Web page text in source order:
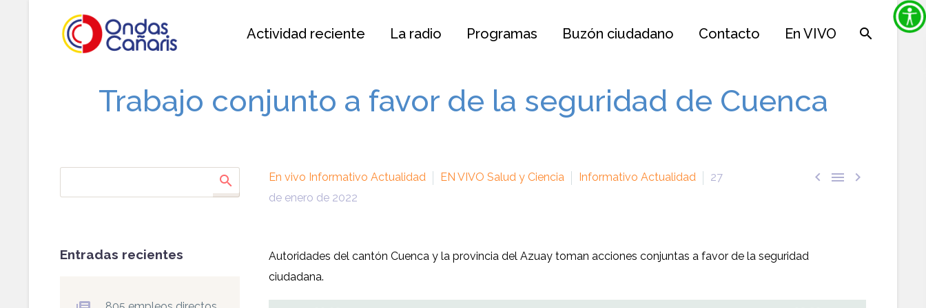
Actividad reciente La radio Programas Buzón ciudadano Contacto En VIVO
Trabajo conjunto a favor de la seguridad de Cuenca
  
En vivo Informativo Actualidad EN VIVO Salud y Ciencia Informativo Actualidad
27
de enero de 2022
Autoridades del cantón Cuenca y la provincia del Azuay toman acciones conjuntas a favor de la seguridad
ciudadana.
Entradas recientes